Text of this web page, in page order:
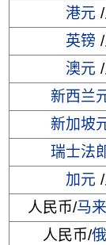
港元
英镑
澳元
新西兰
新加坡
瑞士法
加元
人民币/马
人民币/